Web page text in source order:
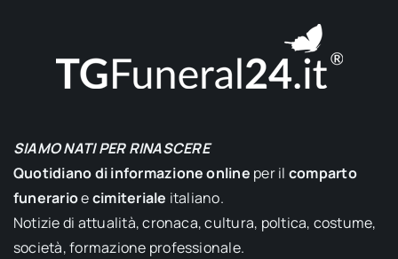
SIAMO NATI PER RINASCERE
Quotidiano di informazione online per il comparto
funerarioecimiteriale italiano.
Notizie di attualità, cronaca, cultura, poltica, costume,
società, formazione professionale.